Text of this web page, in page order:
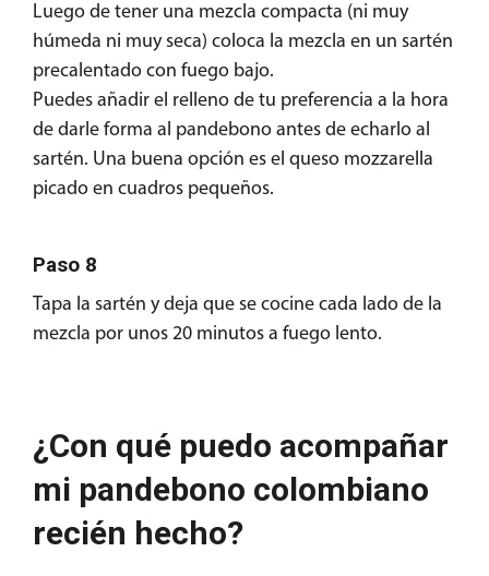
Luego de tener una mezcla compacta (ni muy
húmeda ni muy seca) coloca la mezcla en un sartén
precalentado con fuego bajo.
Puedes añadir el relleno de tu preferencia a la hora
de darle forma al pandebono antes de echarlo al
sartén. Una buena opción es el queso mozzarella
picado en cuadros pequeños.
Paso 8
Tapa la sartén y deja que se cocine cada lado de la
mezcla por unos 20 minutos a fuego lento.
¿Con qué puedo acompañar
mi pandebono colombiano
recién hecho?